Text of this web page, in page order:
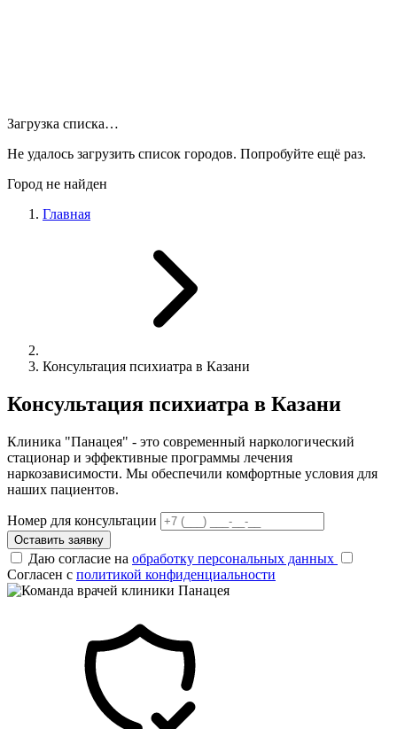
Загрузка списка…
Не удалось загрузить список городов. Попробуйте ещё раз.
Город не найден
Главная
Консультация психиатра в Казани
Консультация психиатра в Казани
Клиника "Панацея" - это современный наркологический
стационар и эффективные программы лечения
наркозависимости. Мы обеспечили комфортные условия для
наших пациентов.
Номер для консультации
Оставить заявку
Даю согласие на обработку персональных данных
Согласен с политикой конфиденциальности